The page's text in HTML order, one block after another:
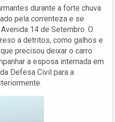
durante a forte chuva
pela correnteza e se
14 de Setembro. O
a detritos, como galhos e
precisou deixar o carro
a esposa internada em
Defesa Civil para a